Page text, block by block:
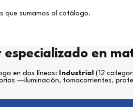
que sumamos al catálogo.
especializado en
en dos líneas: Industrial (12
—iluminación, tomacorrientes,